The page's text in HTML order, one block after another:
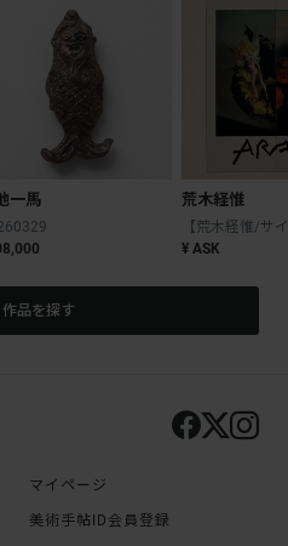
一馬 荒木経惟
¥ ASK
品を探す
マイページ
美術手帖ID会員登録